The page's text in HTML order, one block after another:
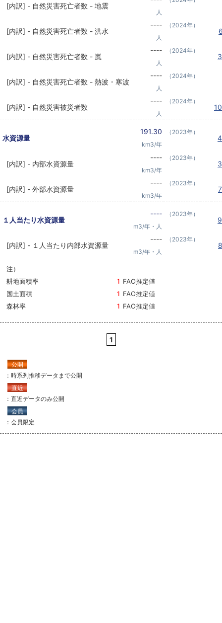
[内訳] - 自然災害死亡者数 - 地震
人
[内訳] - 自然災害死亡者数 - 洪水
----
人
（2024年）
[内訳] - 自然災害死亡者数 - 嵐
----
人
（2024年）
[内訳] - 自然災害死亡者数 - 熱波・寒波
----
人
（2024年）
[内訳] - 自然災害被災者数
----
人
（2024年）
水資源量
191.30
km3/年
（2023年）
[内訳] - 内部水資源量
----
km3/年
（2023年）
[内訳] - 外部水資源量
----
km3/年
（2023年）
１人当たり水資源量
----
m3/年・人
（2023年）
[内訳] - １人当たり内部水資源量
----
m3/年・人
（2023年）
注）
耕地面積率
1 FAO推定値
国土面積
1 FAO推定値
森林率
1 FAO推定値
1
公開
：時系列推移データまで公開
直近
：直近データのみ公開
会員
：会員限定